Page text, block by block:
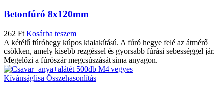
Betonfúró 8x120mm
262 Ft Kosárba teszem
A kétélű fúróhegy kúpos kialakítású. A fúró hegye felé az átmérő
csökken, amely kisebb rezgéssel és gyorsabb fúrási sebességgel jár.
Megelőzi a fúrószár megcsúszását sima anyagon.
Kívánságlisa Összehasonlítás